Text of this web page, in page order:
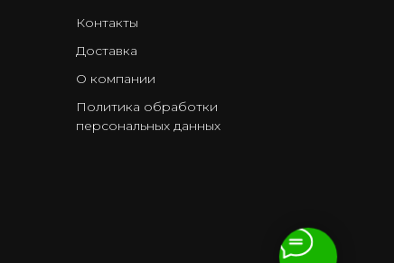
Контакты
Доставка
О компании
Политика обработки
персональных данных